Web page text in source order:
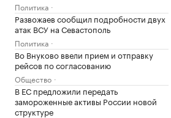
Политика
Развожаев сообщил подробности двух
атак ВСУ на Севастополь
Политика
Во Внуково ввели прием и отправку
рейсов по согласованию
Общество
В ЕС предложили передать
замороженные активы России новой
структуре